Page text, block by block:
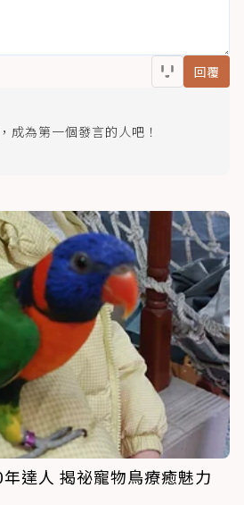
回覆
成為第一個發言的人吧！
達人 揭祕寵物鳥療癒魅力